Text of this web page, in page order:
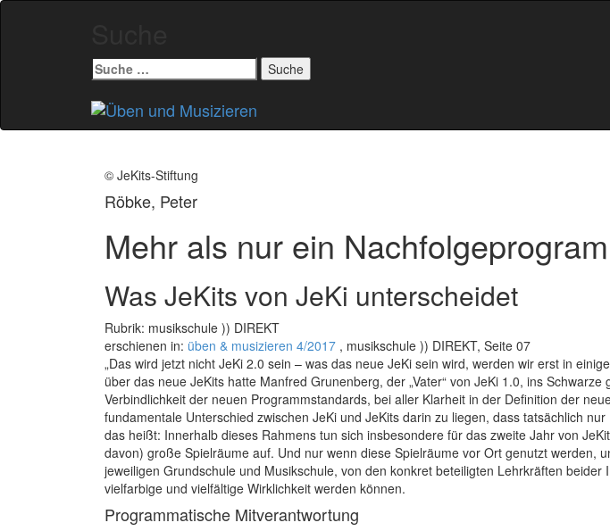
Suche
nach:
springen
© JeKits-Stiftung
Röbke, Peter
Mehr als nur ein
Was JeKits von JeKi unterscheidet
Rubrik: musikschule )) DIREKT
erschienen in: üben & musizieren 4/2017 , musikschule )) DIREKT, Seite 07
„Das wird jetzt nicht JeKi 2.0 sein – was das neue JeKi sein wird, werden wir erst in
über das neue JeKits hatte Manfred Grunenberg, der „Vater“ von JeKi 1.0, ins Schwarze
Verbindlichkeit der neuen Programmstandards, bei aller Klarheit in der Definition der
fundamentale Unterschied zwischen JeKi und JeKits darin zu liegen, dass tatsächlich
das heißt: Innerhalb dieses Rahmens tun sich insbesondere für das zweite Jahr von
davon) große Spielräume auf. Und nur wenn diese Spielräume vor Ort genutzt werden,
jeweiligen Grundschule und Musikschule, von den konkret beteiligten Lehrkräften beider
vielfarbige und vielfältige Wirklichkeit werden können.
Programmatische ­Mitverantwortung